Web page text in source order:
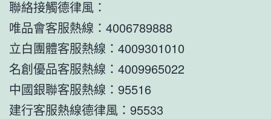
聯絡接觸德律風：
唯品會客服熱線：4006789888
立白團體客服熱線：4009301010
名創優品客服熱線：4009965022
中國銀聯客服熱線：95516
建行客服熱線德律風：95533